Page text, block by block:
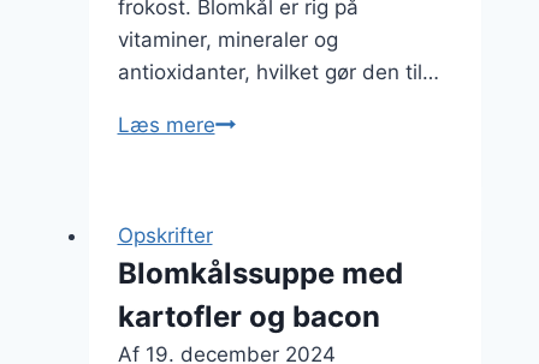
frokost. Blomkål er rig på
vitaminer, mineraler og
antioxidanter, hvilket gør den til…
Læs mereBlomkålssuppe
let
måltid
Opskrifter
Blomkålssuppe med
kartofler og bacon
Af 19. december 2024